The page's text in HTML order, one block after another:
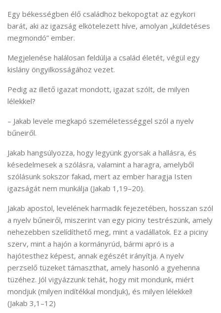
Egy békességben élő családhoz bekopogtat az egykori
barát, aki az igazság elkötelezett híve, amolyan „küldetéses
megmondó” ember.
Megjelenése halálosan feldúlja a család életét, végül egy
kislány öngyilkosságához vezet.
Pedig az illető igazat mondott, igazat szólt, de milyen
lélekkel?
– Jakab levele megkapó személetességgel szól a nyelv
bűneiről.
Jakab hangsúlyozza, hogy legyünk gyorsak a hallásra, és
késedelmesek a szólásra, valamint a haragra, amelyből
szólásunk sokszor fakad, mert az ember haragja Isten
igazságát nem munkálja (Jakab 1,19–20).
Jakab apostol, levelének harmadik fejezetében, hosszan szól
a nyelv bűneiről, miszerint van egy piciny testrészünk, amely
nehezebben szelídíthető meg, mint a vadállatok. Ez a piciny
szerv, mint a hajón a kormányrúd, bármi apró is a
hajótesthez képest, annak egészét irányítja. A nyelv
perzselő tüzeket támaszthat, amely hasonló a gyehenna
tüzéhez. Jól vigyázzunk tehát, hogy mit mondunk, miért
mondjuk (milyen indítékkal mondjuk), és milyen lélekkel!
(Jakab 3,1–12)